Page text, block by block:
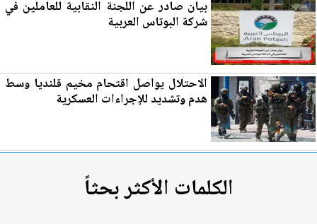
بيان صادرعن اللجنة النقابية للعاملين في
شركة البوتاس العربية
الاحتلال يواصل اقتحام مخيم قلنديا وسط
هدم وتشديد للإجراءات العسكرية
الكلمات الأكثر بحثاً